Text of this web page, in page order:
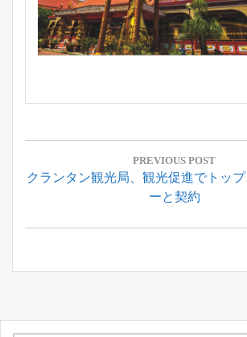
投
ナ
ゲ
シ
ン
PREVIOUS POST
Previous
クランタン観光局、観光促進でトッ
ーと契約